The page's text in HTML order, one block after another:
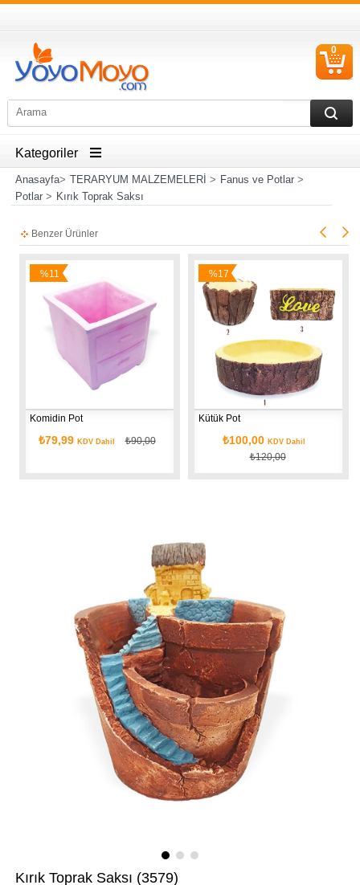
0
Kategoriler
Anasayfa> TERARYUM MALZEMELERİ > Fanus ve Potlar>
Potlar> Kırık Toprak Saksı
Benzer Ürünler
Komidin Pot
₺79,99 KDV Dahil ₺90,00
%11
İndirim
Kütük Pot
₺100,00 KDV Dahil
₺120,00
%17
İndirim
Kırık Toprak Saksı (3579)